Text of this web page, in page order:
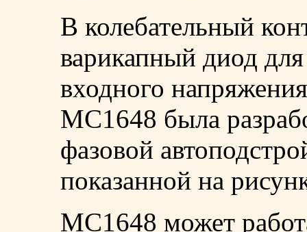
В колебательный
варикапный диод
входного
MC1648 была
фазовой
показанной на
MC1648 может